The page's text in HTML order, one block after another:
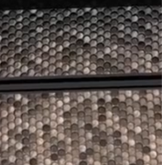
Reinigungsexperten. Preiswert, schnell
und gründlich. Fragen Sie noch heute
nach Ihrem Angebot!
QualitätSarbeit
Neben der professionellen Pflege Ihrer
Liegenschaft und Grünflächen
übernehmen wir auch umfangreiche
technische Dienstleistungen.